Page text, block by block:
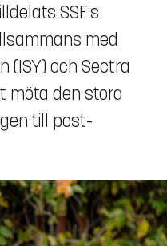
SSF:s
med
(ISY) och Sectra
möta den stora
till post-